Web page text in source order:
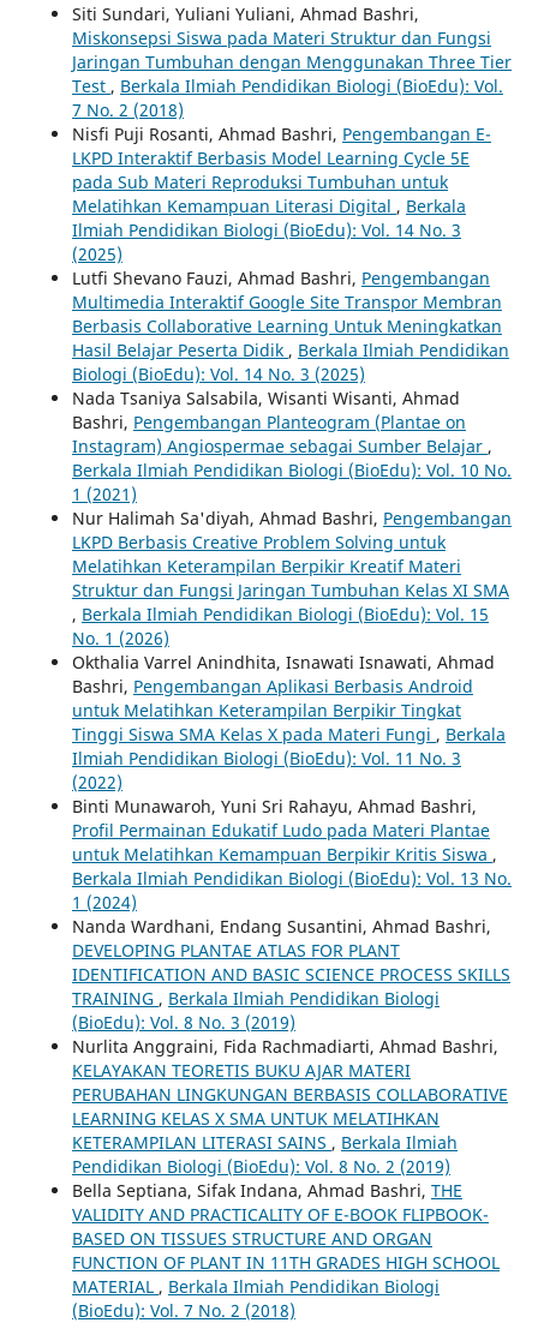
Siti Sundari, Yuliani Yuliani, Ahmad Bashri,
Miskonsepsi Siswa pada Materi Struktur dan Fungsi
Jaringan Tumbuhan dengan Menggunakan Three Tier
Test , Berkala Ilmiah Pendidikan Biologi (BioEdu): Vol.
7 No. 2 (2018)
Nisfi Puji Rosanti, Ahmad Bashri, Pengembangan E-
LKPD Interaktif Berbasis Model Learning Cycle 5E
pada Sub Materi Reproduksi Tumbuhan untuk
Melatihkan Kemampuan Literasi Digital , Berkala
Ilmiah Pendidikan Biologi (BioEdu): Vol. 14 No. 3
(2025)
Lutfi Shevano Fauzi, Ahmad Bashri, Pengembangan
Multimedia Interaktif Google Site Transpor Membran
Berbasis Collaborative Learning Untuk Meningkatkan
Hasil Belajar Peserta Didik , Berkala Ilmiah Pendidikan
Biologi (BioEdu): Vol. 14 No. 3 (2025)
Nada Tsaniya Salsabila, Wisanti Wisanti, Ahmad
Bashri, Pengembangan Planteogram (Plantae on
Instagram) Angiospermae sebagai Sumber Belajar ,
Berkala Ilmiah Pendidikan Biologi (BioEdu): Vol. 10 No.
1 (2021)
Nur Halimah Sa'diyah, Ahmad Bashri, Pengembangan
LKPD Berbasis Creative Problem Solving untuk
Melatihkan Keterampilan Berpikir Kreatif Materi
Struktur dan Fungsi Jaringan Tumbuhan Kelas XI SMA
, Berkala Ilmiah Pendidikan Biologi (BioEdu): Vol. 15
No. 1 (2026)
Okthalia Varrel Anindhita, Isnawati Isnawati, Ahmad
Bashri, Pengembangan Aplikasi Berbasis Android
untuk Melatihkan Keterampilan Berpikir Tingkat
Tinggi Siswa SMA Kelas X pada Materi Fungi , Berkala
Ilmiah Pendidikan Biologi (BioEdu): Vol. 11 No. 3
(2022)
Binti Munawaroh, Yuni Sri Rahayu, Ahmad Bashri,
Profil Permainan Edukatif Ludo pada Materi Plantae
untuk Melatihkan Kemampuan Berpikir Kritis Siswa ,
Berkala Ilmiah Pendidikan Biologi (BioEdu): Vol. 13 No.
1 (2024)
Nanda Wardhani, Endang Susantini, Ahmad Bashri,
DEVELOPING PLANTAE ATLAS FOR PLANT
IDENTIFICATION AND BASIC SCIENCE PROCESS SKILLS
TRAINING , Berkala Ilmiah Pendidikan Biologi
(BioEdu): Vol. 8 No. 3 (2019)
Nurlita Anggraini, Fida Rachmadiarti, Ahmad Bashri,
KELAYAKAN TEORETIS BUKU AJAR MATERI
PERUBAHAN LINGKUNGAN BERBASIS COLLABORATIVE
LEARNING KELAS X SMA UNTUK MELATIHKAN
KETERAMPILAN LITERASI SAINS , Berkala Ilmiah
Pendidikan Biologi (BioEdu): Vol. 8 No. 2 (2019)
Bella Septiana, Sifak Indana, Ahmad Bashri, THE
VALIDITY AND PRACTICALITY OF E-BOOK FLIPBOOK-
BASED ON TISSUES STRUCTURE AND ORGAN
FUNCTION OF PLANT IN 11TH GRADES HIGH SCHOOL
MATERIAL , Berkala Ilmiah Pendidikan Biologi
(BioEdu): Vol. 7 No. 2 (2018)